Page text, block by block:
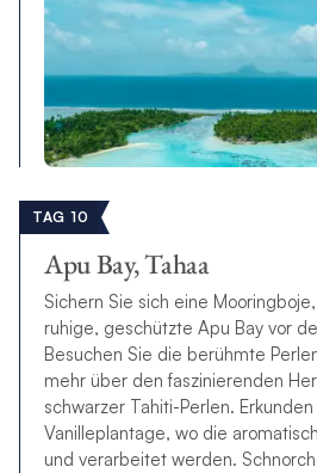
TAG 10
Apu Bay, Tahaa
Sichern Sie sich eine
ruhige, geschützte Apu Bay vor
Besuchen Sie die berühmte
mehr über den faszinierenden
schwarzer Tahiti-Perlen.
Vanilleplantage, wo die
und verarbeitet werden.